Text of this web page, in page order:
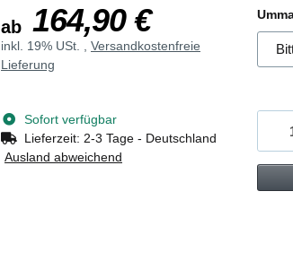
ab 164,90 €
inkl. 19% USt. , Versandkostenfreie
Lieferung
Sofort verfügbar
Lieferzeit: 2-3 Tage - Deutschland
Ausland abweichend